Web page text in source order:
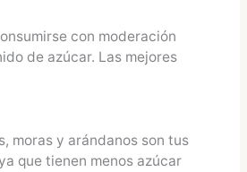
con moderación
de azúcar. Las mejores
moras y arándanos son tus
que tienen menos azúcar